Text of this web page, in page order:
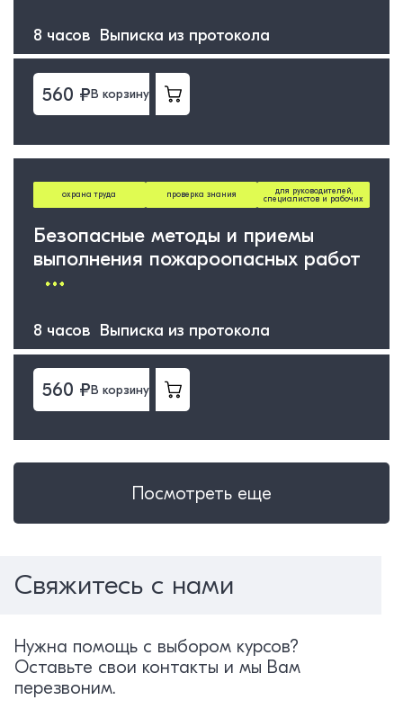
8 часов Выписка из протокола
560 ₽В корзину
охрана труда проверка знания
для руководителей,
специалистов и рабочих
Безопасные методы и приемы
выполнения пожароопасных работ
8 часов Выписка из протокола
560 ₽В корзину
Посмотреть еще
Свяжитесь с нами
Нужна помощь с выбором курсов?
Оставьте свои контакты и мы Вам
перезвоним.